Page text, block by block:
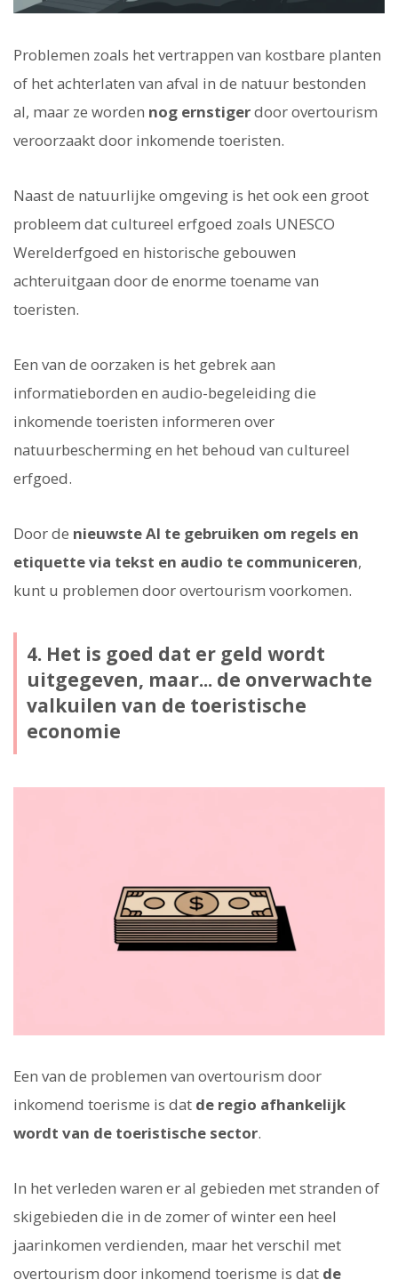
Problemen zoals het vertrappen van kostbare planten
of het achterlaten van afval in de natuur bestonden
al, maar ze worden nog ernstigerdoor overtourism
veroorzaakt door inkomende toeristen.
Naast de natuurlijke omgeving is het ook een groot
probleem dat cultureel erfgoed zoals UNESCO
Werelderfgoed en historische gebouwen
achteruitgaan door de enorme toename van
toeristen.
Een van de oorzaken is het gebrek aan
informatieborden en audio-begeleiding die
inkomende toeristen informeren over
natuurbescherming en het behoud van cultureel
erfgoed.
Door de nieuwste AI te gebruiken om regels en
etiquette via tekst en audio te communiceren,
kunt u problemen door overtourism voorkomen.
4. Het is goed dat er geld wordt
uitgegeven, maar... de onverwachte
valkuilen van de toeristische
economie
Een van de problemen van overtourism door
inkomend toerisme is dat de regio afhankelijk
wordt van de toeristische sector.
In het verleden waren er al gebieden met stranden of
skigebieden die in de zomer of winter een heel
jaarinkomen verdienden, maar het verschil met
overtourism door inkomend toerisme is dat de